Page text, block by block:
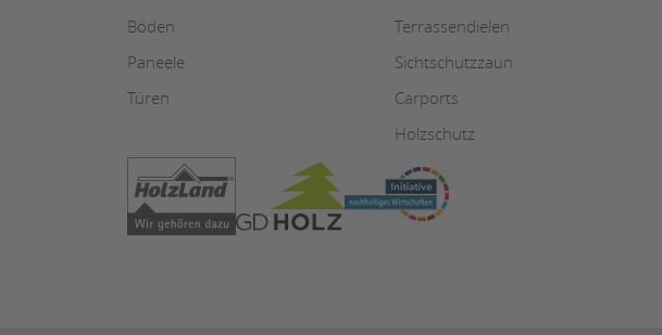
Böden
Paneele
Türen
Terrassendielen
Sichtschutzzaun
Carports
Holzschutz